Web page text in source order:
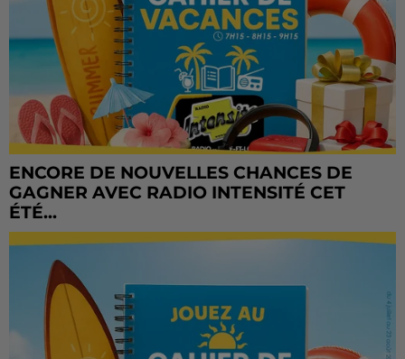
ENCORE DE NOUVELLES CHANCES DE
GAGNER AVEC RADIO INTENSITÉ CET
ÉTÉ...